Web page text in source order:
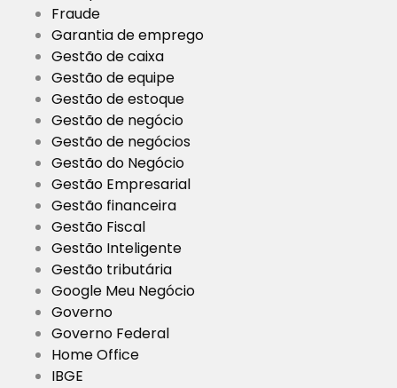
Fraude
Garantia de emprego
Gestão de caixa
Gestão de equipe
Gestão de estoque
Gestão de negócio
Gestão de negócios
Gestão do Negócio
Gestão Empresarial
Gestão financeira
Gestão Fiscal
Gestão Inteligente
Gestão tributária
Google Meu Negócio
Governo
Governo Federal
Home Office
IBGE